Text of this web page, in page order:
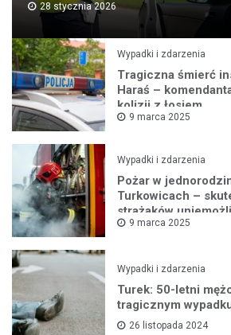
28 stycznia 2026
Wypadki i zdarzenia
Tragiczna śmierć
Haraś –
kolizji z łosiem
9 marca 2025
Wypadki i zdarzenia
Pożar w
Turkowicach –
strażaków
rozprzestrzenianie
9 marca 2025
Wypadki i zdarzenia
Turek: 50-letni
tragicznym
26 listopada 2024